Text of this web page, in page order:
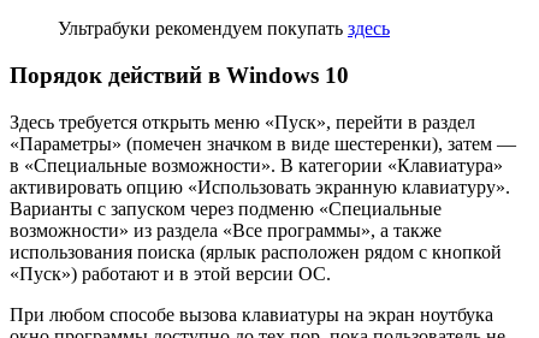
Ультрабуки рекомендуем покупать здесь
Порядок действий в Windows 10
Здесь требуется открыть меню «Пуск», перейти в раздел
«Параметры» (помечен значком в виде шестеренки), затем —
в «Специальные возможности». В категории «Клавиатура»
активировать опцию «Использовать экранную клавиатуру».
Варианты с запуском через подменю «Специальные
возможности» из раздела «Все программы», а также
использования поиска (ярлык расположен рядом с кнопкой
«Пуск») работают и в этой версии ОС.
При любом способе вызова клавиатуры на экран ноутбука